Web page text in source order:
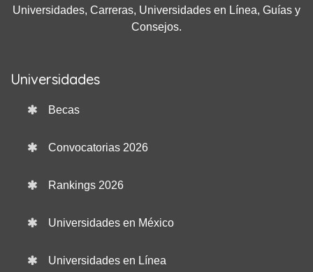
Universidades, Carreras, Universidades en Línea, Guías y
Consejos.
Universidades
Becas
Convocatorias 2026
Rankings 2026
Universidades en México
Universidades en Línea